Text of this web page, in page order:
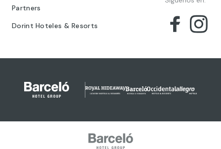
Partners
Dorint Hoteles & Resorts